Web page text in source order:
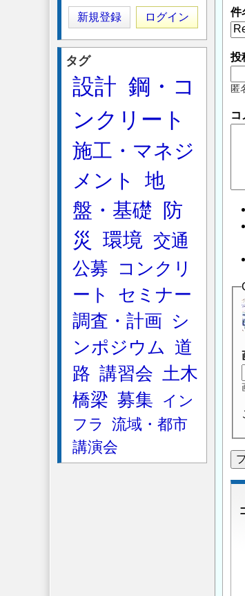
件
投
匿
コ
新規登録 ログイン
タグ
設計 鋼・コ
ンクリート
施工・マネジ
メント
地
盤・基礎
防
災
環境 交通
公募
コンクリ
ート
セミナー
調査・計画
シ
ンポジウム 道
路 講習会 土木
橋梁 募集
イン
フラ
流域・都市
講演会